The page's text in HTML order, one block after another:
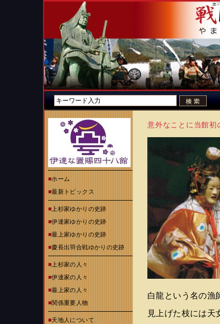
■ホーム
■最新トピックス
■上杉家ゆかりの史跡
■伊達家ゆかりの史跡
■最上家ゆかりの史跡
■慶長出羽合戦ゆかりの史跡
■上杉家の人々
■伊達家の人々
■最上家の人々
■関係重要人物
■天地人について
意外なことに当館初
白龍という名の漁
見上げた枝には天